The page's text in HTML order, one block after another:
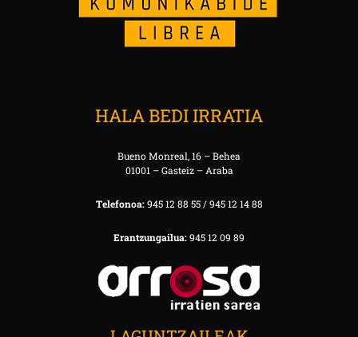
HALA BEDI IRRATIA
Bueno Monreal, 16 – Behea
01001 – Gasteiz – Araba
Telefonoa:945 12 88 55 / 945 12 14 88
Erantzungailua:945 12 09 89